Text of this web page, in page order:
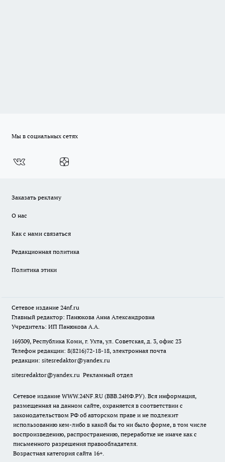
Мы в социальных сетях
Заказать рекламу
О нас
Как с нами связаться
Редакционная политика
Политика этики
Сетевое издание 24nf.ru
Главный редактор: Панюкова Анна Александровна
Учредитель: ИП Панюкова А.А.
169309, Республика Коми, г. Ухта, ул. Советская, д. 3, офис 23
Телефон редакции: 8(8216)72-18-18, электронная почта
редакции: sitesredaktor@yandex.ru
sitesredaktor@yandex.ru Рекламный отдел
Сетевое издание WWW.24NF.RU (ВВВ.24НФ.РУ). Вся информация,
размещенная на данном сайте, охраняется в соответствии с
законодательством РФ об авторском праве и не подлежит
использованию кем-либо в какой бы то ни было форме, в том числе
воспроизведению, распространению, переработке не иначе как с
письменного разрешения правообладателя.
Возрастная категория сайта 16+.